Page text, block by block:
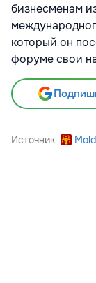
бизнесменам
который он
форуме свои
Источник